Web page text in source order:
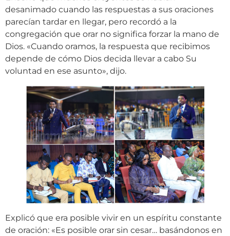
desanimado cuando las respuestas a sus oraciones
parecían tardar en llegar, pero recordó a la
congregación que orar no significa forzar la mano de
Dios. «Cuando oramos, la respuesta que recibimos
depende de cómo Dios decida llevar a cabo Su
voluntad en ese asunto», dijo.
Explicó que era posible vivir en un espíritu constante
de oración: «Es posible orar sin cesar… basándonos en